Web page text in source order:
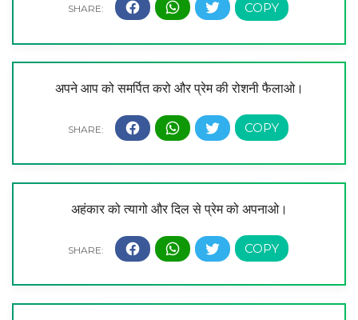
अपने आप को समर्पित करो और प्रेम की रोशनी फैलाओ।
अहंकार को त्यागो और दिल से प्रेम को अपनाओ।